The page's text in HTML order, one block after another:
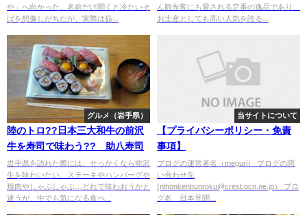
や」へ向かった。名前だけ聞くと冷たいそ
ばを想像しがちだが、実際は茹...
ん観光客にも愛される定番の逸品であり、
お土産としても高い人気を誇る...
グルメ（岩手県）
陸のトロ??日本三大和牛の前沢
牛を寿司で味わう?? 助八寿司
岩手県を訪れた際には、せっかくなら前沢
牛を味わいたい。ステーキやハンバーグや
焼肉やしゃぶしゃぶ…どれで味わおうかと
迷うが、中でも気になる食べ...
当サイトについて
【プライバシーポリシー・免責
事項】
ブログの運営者名（meguri） ブログの問
い合わせ先
(nihonkenbunroku@crest.ocn.ne.jp） ブロ
グ名 日本見聞...